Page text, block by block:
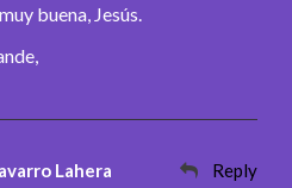
buena, Jesús.
Lahera Reply